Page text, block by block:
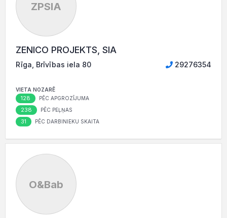
ZPSIA
ZENICO PROJEKTS, SIA
Rīga, Brīvības iela 80 29276354
VIETA NOZARĒ
128 PĒC APGROZĪJUMA
238 PĒC PEĻŅAS
31 PĒC DARBINIEKU SKAITA
O&Bab